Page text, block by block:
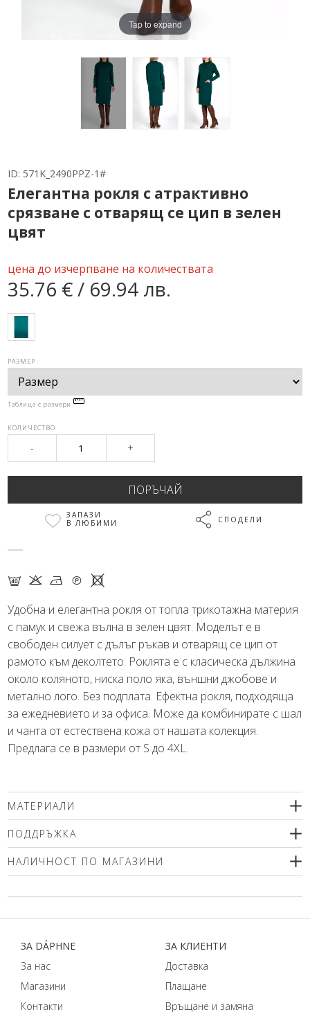
Tap to expand
ID: 571K_2490PPZ-1#
Елегантна рокля с атрактивно
срязване с отварящ се цип в зелен
цвят
цена до изчерпване на количествата
35.76 € / 69.94 лв.
РАЗМЕР
Таблица с размери
КОЛИЧЕСТВО
- +
ЗАПАЗИ
В ЛЮБИМИ
СПОДЕЛИ
F K N Q X
Удобна и елегантна рокля от топла трикотажна материя
с памук и свежа вълна в зелен цвят. Моделът е в
свободен силует с дълъг ръкав и отварящ се цип от
рамото към деколтето. Роклята е с класическа дължина
около коляното, ниска поло яка, външни джобове и
метално лого. Без подплата. Ефектна рокля, подходяща
за ежедневието и за офиса. Може да комбинирате с шал
и чанта от естествена кожа от нашата колекция.
Предлага се в размери от S до 4XL.
МАТЕРИАЛИ
ПОДДРЪЖКА
центрофугиране или химическо чистене. Използвайте меки
перилни препарати без избелващи компоненти или
НАЛИЧНОСТ ПО МАГАЗИНИ
ЗA DÁPHNЕ
За нас
Магазини
Контакти
ЗA КЛИЕНТИ
Доставка
Плащане
Връщане и замяна